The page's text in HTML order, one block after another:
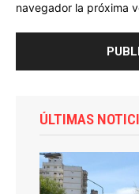
navegador la próxima
ÚLTIMAS